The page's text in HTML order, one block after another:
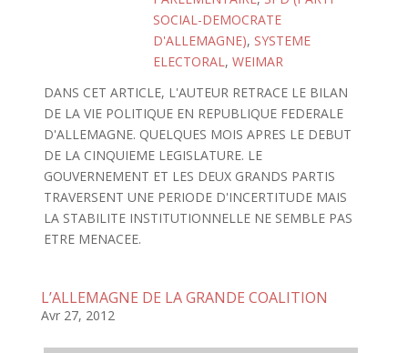
SOCIAL-DEMOCRATE
D'ALLEMAGNE), SYSTEME
ELECTORAL, WEIMAR
DANS CET ARTICLE, L'AUTEUR RETRACE LE BILAN
DE LA VIE POLITIQUE EN REPUBLIQUE FEDERALE
D'ALLEMAGNE. QUELQUES MOIS APRES LE DEBUT
DE LA CINQUIEME LEGISLATURE. LE
GOUVERNEMENT ET LES DEUX GRANDS PARTIS
TRAVERSENT UNE PERIODE D'INCERTITUDE MAIS
LA STABILITE INSTITUTIONNELLE NE SEMBLE PAS
ETRE MENACEE.
L’ALLEMAGNE DE LA GRANDE COALITION
Avr 27, 2012